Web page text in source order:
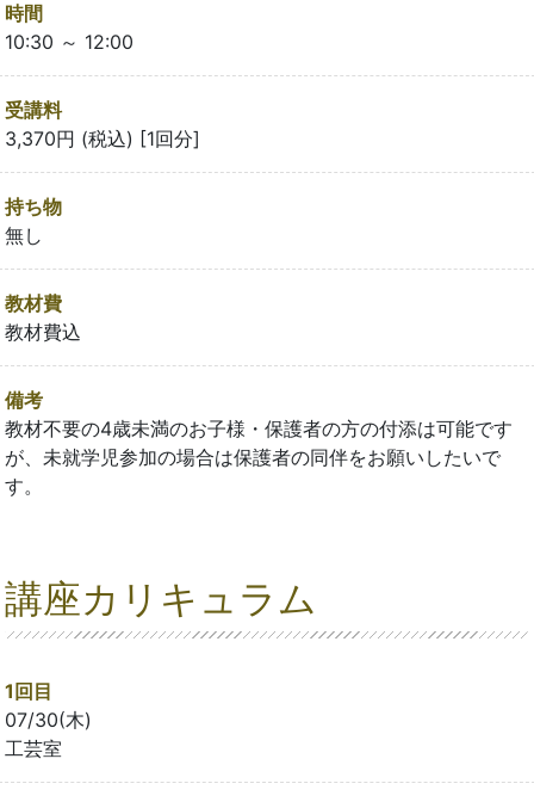
時間
10:30 ～ 12:00
受講料
3,370円 (税込) [1回分]
持ち物
無し
教材費
教材費込
備考
教材不要の4歳未満のお子様・保護者の方の付添は可能です
が、未就学児参加の場合は保護者の同伴をお願いしたいで
す。
講座カリキュラム
1回目
07/30(木)
工芸室